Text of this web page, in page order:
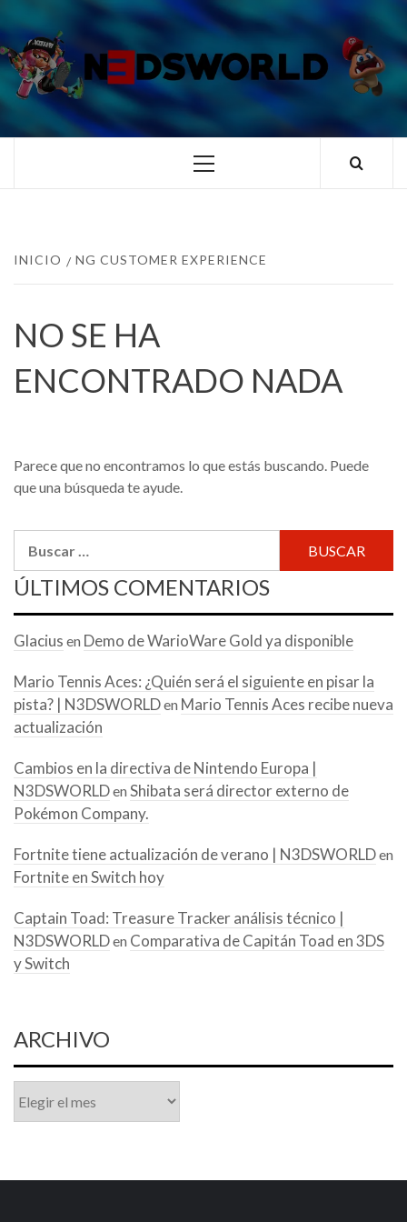
al
contenido
TUS ESPECIALISTAS EN NINTENDO
Menú
INICIO NG CUSTOMER EXPERIENCE
NO SE HA
ENCONTRADO NADA
Parece que no encontramos lo que estás buscando. Puede
que una búsqueda te ayude.
ÚLTIMOS COMENTARIOS
Glacius en Demo de WarioWare Gold ya disponible
Mario Tennis Aces: ¿Quién será el siguiente en pisar la
pista? | N3DSWORLDen Mario Tennis Aces recibe nueva
actualización
Cambios en la directiva de Nintendo Europa |
N3DSWORLDen Shibata será director externo de
Pokémon Company.
Fortnite tiene actualización de verano | N3DSWORLDen
Fortnite en Switch hoy
Captain Toad: Treasure Tracker análisis técnico |
N3DSWORLDen Comparativa de Capitán Toad en 3DS
y Switch
ARCHIVO